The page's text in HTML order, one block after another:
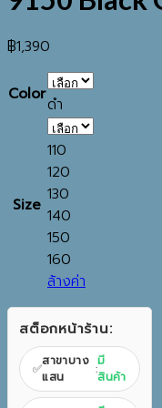
฿1,390
Colorดำ
Size
110
120
130
140
150
160
ล้างค่า
สต็อกหน้าร้าน:
✅สาขาบาง
แสน
:มี
สินค้า